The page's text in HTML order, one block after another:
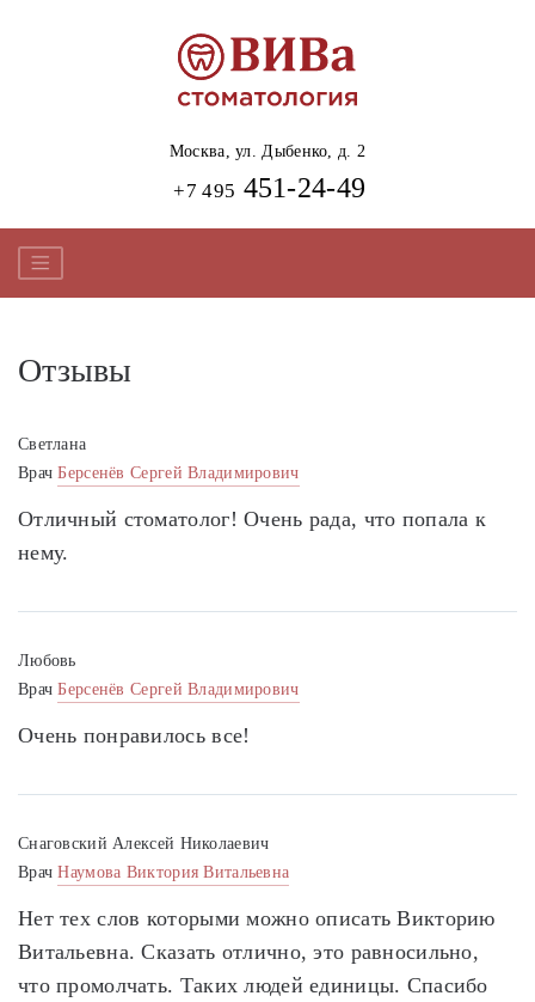
Москва,ул. Дыбенко, д. 2
+7 495 451-24-49
Отзывы
Светлана
ВрачБерсенёв Сергей Владимирович
Отличный стоматолог! Очень рада, что попала к
нему.
Любовь
ВрачБерсенёв Сергей Владимирович
Очень понравилось все!
Снаговский Алексей Николаевич
ВрачНаумова Виктория Витальевна
Нет тех слов которыми можно описать Викторию
Витальевна. Сказать отлично, это равносильно,
что промолчать. Таких людей единицы. Спасибо